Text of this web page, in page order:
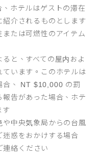
ホテルはゲストの滞在
介されるものとします
たは可燃性のアイテム
と、すべての屋内およ
います。このホテルは
合、 NT $10,000 の罰
告があった場合、ホテ
す
中央気象局からの台風
惑をおかけする場合
絡ください